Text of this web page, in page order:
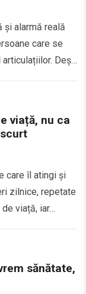
și alarmă reală
care se
Deși
viață, nu ca
care îl atingi și
zilnice, repetate
viață, iar…
sănătate,